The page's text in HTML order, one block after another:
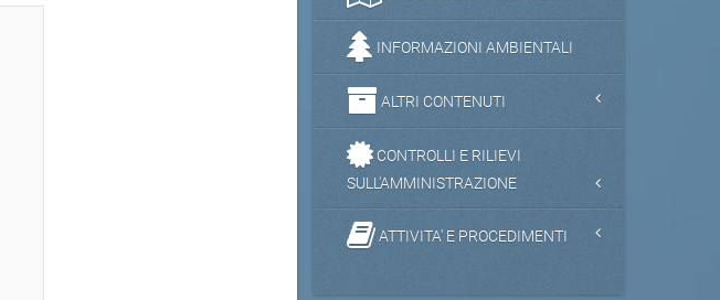
INFORMAZIONI AMBIENTALI
ALTRI CONTENUTI
CONTROLLI E RILIEVI
SULL'AMMINISTRAZIONE
ATTIVITA' E PROCEDIMENTI